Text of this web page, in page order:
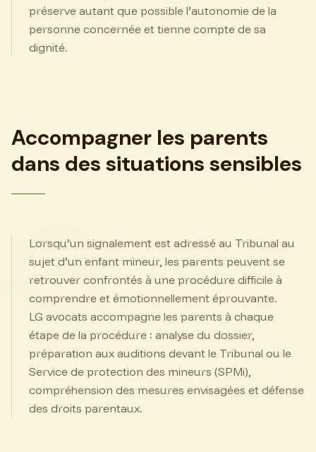
préserve autant que possible l’autonomie de la
personne concernée et tienne compte de sa
dignité.
Accompagner les parents
dans des situations sensibles
Lorsqu’un signalement est adressé au Tribunal au
sujet d’un enfant mineur, les parents peuvent se
retrouver confrontés à une procédure difficile à
comprendre et émotionnellement éprouvante.
LG avocats accompagne les parents à chaque
étape de la procédure : analyse du dossier,
préparation aux auditions devant le Tribunal ou le
Service de protection des mineurs (SPMi),
compréhension des mesures envisagées et défense
des droits parentaux.